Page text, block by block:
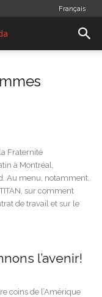
Français
Fraternité
à Montréal,
Au menu, notamment,
sur comment
de travail et sur le
l’avenir!
coins de l’Amérique